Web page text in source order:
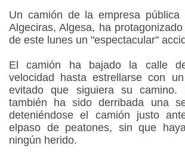
Un camión de la empresa pública
Algeciras, Algesa, ha
de este lunes un "espectacular"
El camión ha bajado la calle
velocidad hasta estrellarse con
evitado que siguiera su camino.
también ha sido derribada una
deteniéndose el camión justo
elpaso de peatones, sin que
ningún herido.